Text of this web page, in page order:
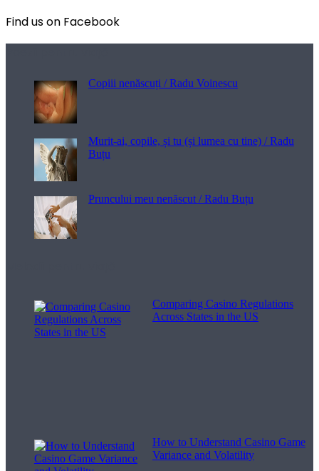
Find us on Facebook
Copiii nenăscuți / Radu Voinescu
Murit-ai, copile, și tu (și lumea cu tine) / Radu
Buțu
Pruncului meu nenăscut / Radu Buțu
Comparing Casino Regulations
Across States in the US
How to Understand Casino Game
Variance and Volatility